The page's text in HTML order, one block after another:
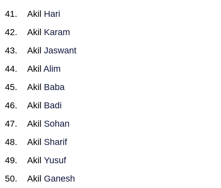
Akil Hari
Akil Karam
Akil Jaswant
Akil Alim
Akil Baba
Akil Badi
Akil Sohan
Akil Sharif
Akil Yusuf
Akil Ganesh